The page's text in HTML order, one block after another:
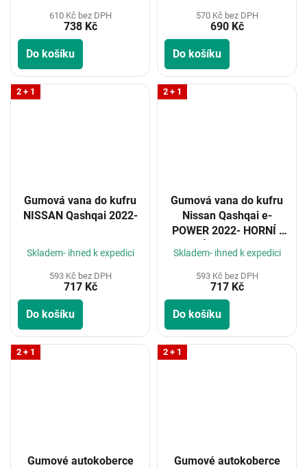
610 Kč bez DPH
738 Kč
Do košíku
570 Kč bez DPH
690 Kč
Do košíku
2 + 1
Gumová vana do kufru
NISSAN Qashqai 2022-
Skladem- ihned k expedici
593 Kč bez DPH
717 Kč
Do košíku
2 + 1
Gumová vana do kufru
Nissan Qashqai e-
POWER 2022- HORNÍ i
DOLNÍ POLOHA i BEZ
MEZIPODLAHY
Skladem- ihned k expedici
593 Kč bez DPH
717 Kč
Do košíku
2 + 1
Gumové autokoberce
2 + 1
Gumové autokoberce